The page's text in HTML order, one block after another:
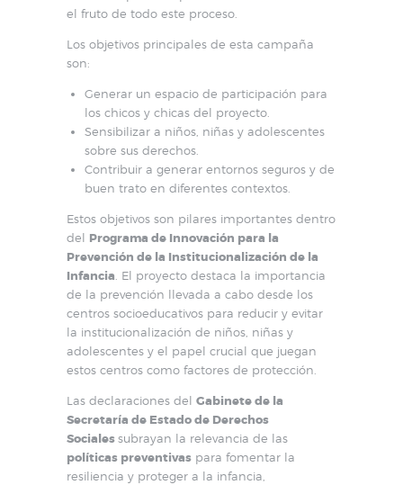
el fruto de todo este proceso.
Los objetivos principales de esta campaña
son:
Generar un espacio de participación para
los chicos y chicas del proyecto.
Sensibilizar a niños, niñas y adolescentes
sobre sus derechos.
Contribuir a generar entornos seguros y de
buen trato en diferentes contextos.
Estos objetivos son pilares importantes dentro
del Programa de Innovación para la
Prevención de la Institucionalización de la
Infancia . El proyecto destaca la importancia
de la prevención llevada a cabo desde los
centros socioeducativos para reducir y evitar
la institucionalización de niños, niñas y
adolescentes y el papel crucial que juegan
estos centros como factores de protección.
Las declaraciones del Gabinete de la
Secretaría de Estado de Derechos
Socialessubrayan la relevancia de las
políticas preventivas para fomentar la
resiliencia y proteger a la infancia,